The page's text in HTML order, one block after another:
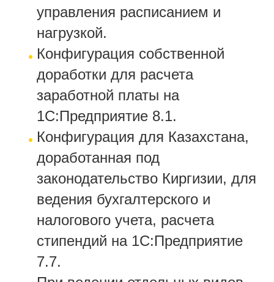
управления расписанием и
нагрузкой.
Конфигурация собственной
доработки для расчета
заработной платы на
1С:Предприятие 8.1.
Конфигурация для Казахстана,
доработанная под
законодательство Киргизии, для
ведения бухгалтерского и
налогового учета, расчета
стипендий на 1С:Предприятие
7.7.